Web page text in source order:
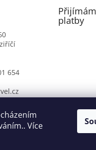
Více
654
platby